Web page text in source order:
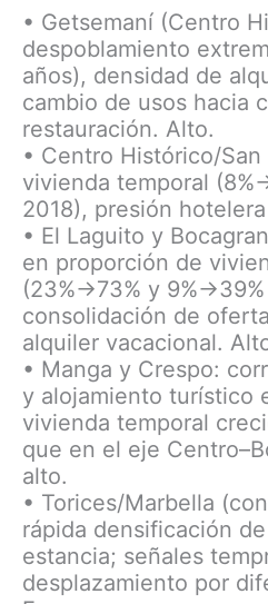
• Getsemaní (Centro
despoblamiento
años), densidad de
cambio de usos hacia
restauración. Alto.
• Centro Histórico/
vivienda temporal
2018), presión
• El Laguito y
en proporción de
(23%→73% y
consolidación de
alquiler vacacional.
• Manga y Crespo:
y alojamiento turístico
vivienda temporal
que en el eje
alto.
• Torices/Marbella
rápida densificación
estancia; señales
desplazamiento por